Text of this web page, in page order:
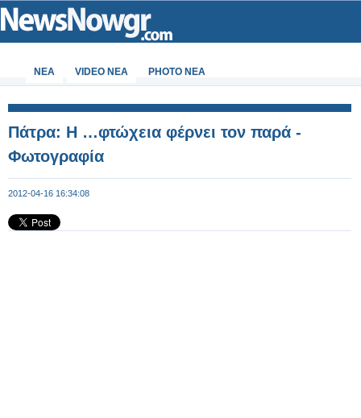
ΝΕΑ VIDEO NEA PHOTO NEA
Πάτρα: Η …φτώχεια φέρνει τον παρά -
Φωτογραφία
2012-04-16 16:34:08